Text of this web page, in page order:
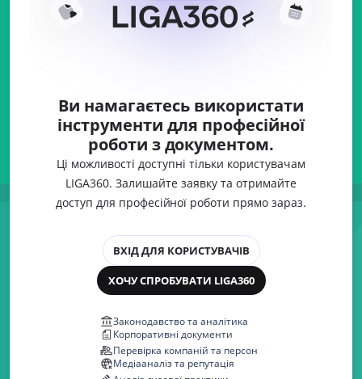
Ви намагаєтесь використати
інструменти для професійної
роботи з документом.
Ці можливості доступні тільки користувачам
LIGA360. Залишайте заявку та отримайте
доступ для професійної роботи прямо зараз.
ВХІД ДЛЯ КОРИСТУВАЧІВ
ХОЧУ СПРОБУВАТИ LIGA360
Законодавство та аналітика
Корпоративні документи
Перевірка компаній та персон
Медіааналіз та репутація